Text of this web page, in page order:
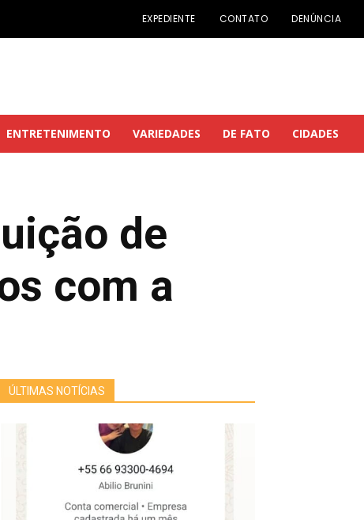
EXPEDIENTE CONTATO DENÚNCIA
ENTRETENIMENTO VARIEDADES DE FATO CIDADES
de
com a
ÚLTIMAS NOTÍCIAS